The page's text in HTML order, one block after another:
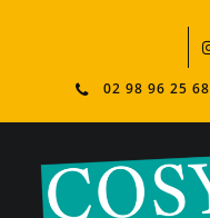
02 98 96 25 68